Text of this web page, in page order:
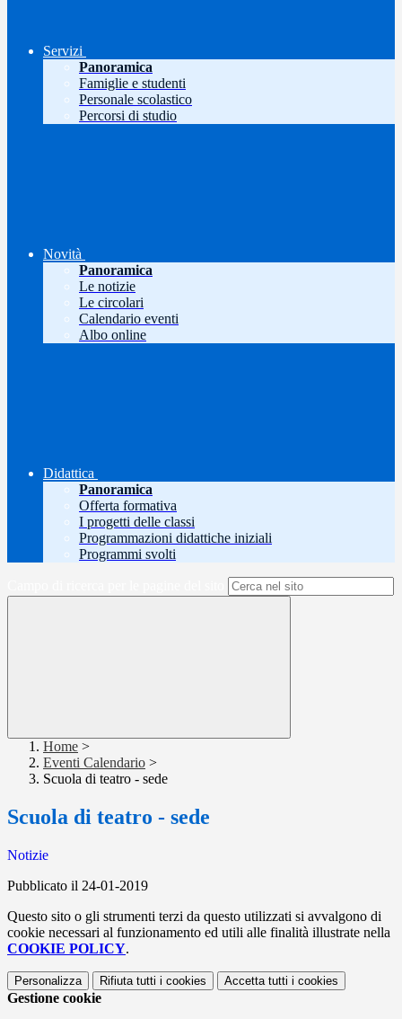
Servizi
Panoramica
Famiglie e studenti
Personale scolastico
Percorsi di studio
Novità
Panoramica
Le notizie
Le circolari
Calendario eventi
Albo online
Didattica
Panoramica
Offerta formativa
I progetti delle classi
Programmazioni didattiche iniziali
Programmi svolti
Home >
Eventi Calendario >
Scuola di teatro - sede
Scuola di teatro - sede
Notizie
Pubblicato il 24-01-2019
Questo sito o gli strumenti terzi da questo utilizzati si avvalgono di
cookie necessari al funzionamento ed utili alle finalità illustrate nella
COOKIE POLICY.
Personalizza Rifiuta tutti i cookies Accetta tutti i cookies
Gestione cookie